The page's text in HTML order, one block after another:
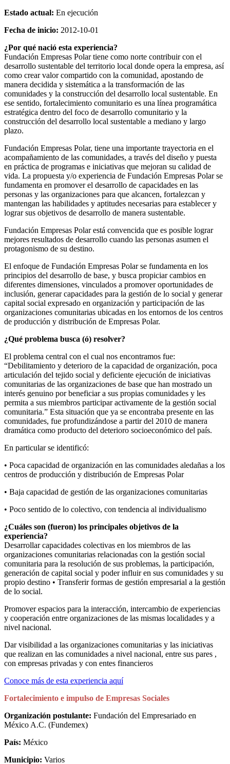
Estado actual: En ejecución
Fecha de inicio: 2012-10-01
¿Por qué nació esta experiencia?
Fundación Empresas Polar tiene como norte contribuir con el
desarrollo sustentable del territorio local donde opera la empresa, así
como crear valor compartido con la comunidad, apostando de
manera decidida y sistemática a la transformación de las
comunidades y la construcción del desarrollo local sustentable. En
ese sentido, fortalecimiento comunitario es una línea programática
estratégica dentro del foco de desarrollo comunitario y la
construcción del desarrollo local sustentable a mediano y largo
plazo.
Fundación Empresas Polar, tiene una importante trayectoria en el
acompañamiento de las comunidades, a través del diseño y puesta
en práctica de programas e iniciativas que mejoran su calidad de
vida. La propuesta y/o experiencia de Fundación Empresas Polar se
fundamenta en promover el desarrollo de capacidades en las
personas y las organizaciones para que alcancen, fortalezcan y
mantengan las habilidades y aptitudes necesarias para establecer y
lograr sus objetivos de desarrollo de manera sustentable.
Fundación Empresas Polar está convencida que es posible lograr
mejores resultados de desarrollo cuando las personas asumen el
protagonismo de su destino.
El enfoque de Fundación Empresas Polar se fundamenta en los
principios del desarrollo de base, y busca propiciar cambios en
diferentes dimensiones, vinculados a promover oportunidades de
inclusión, generar capacidades para la gestión de lo social y generar
capital social expresado en organización y participación de las
organizaciones comunitarias ubicadas en los entornos de los centros
de producción y distribución de Empresas Polar.
¿Qué problema busca (ó) resolver?
El problema central con el cual nos encontramos fue:
“Debilitamiento y deterioro de la capacidad de organización, poca
articulación del tejido social y deficiente ejecución de iniciativas
comunitarias de las organizaciones de base que han mostrado un
interés genuino por beneficiar a sus propias comunidades y les
permita a sus miembros participar activamente de la gestión social
comunitaria.” Esta situación que ya se encontraba presente en las
comunidades, fue profundizándose a partir del 2010 de manera
dramática como producto del deterioro socioeconómico del país.
En particular se identificó:
• Poca capacidad de organización en las comunidades aledañas a los
centros de producción y distribución de Empresas Polar
• Baja capacidad de gestión de las organizaciones comunitarias
• Poco sentido de lo colectivo, con tendencia al individualismo
¿Cuáles son (fueron) los principales objetivos de la
experiencia?
Desarrollar capacidades colectivas en los miembros de las
organizaciones comunitarias relacionadas con la gestión social
comunitaria para la resolución de sus problemas, la participación,
generación de capital social y poder influir en sus comunidades y su
propio destino • Transferir formas de gestión empresarial a la gestión
de lo social.
Promover espacios para la interacción, intercambio de experiencias
y cooperación entre organizaciones de las mismas localidades y a
nivel nacional.
Dar visibilidad a las organizaciones comunitarias y las iniciativas
que realizan en las comunidades a nivel nacional, entre sus pares ,
con empresas privadas y con entes financieros
Conoce más de esta experiencia aquí
Fortalecimiento e impulso de Empresas Sociales
Organización postulante: Fundación del Empresariado en
México A.C. (Fundemex)
País: México
Municipio: Varios